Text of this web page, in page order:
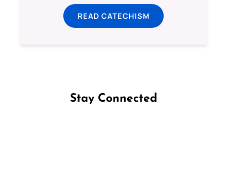
READ CATECHISM
Stay Connected